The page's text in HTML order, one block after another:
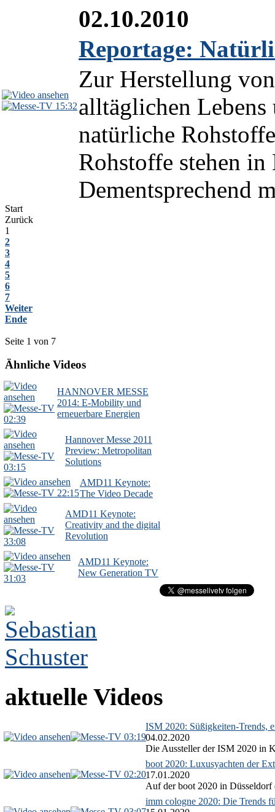
15:32
02.10.2010
Reportage:
Zur Herstellung
alltäglichen
natürliche
Rohstoffe stehen
Dementsprechend
Start
Zurück
1
2
3
4
5
6
7
Weiter
Ende
Seite 1 von 7
Ähnliche Videos
02:39
HANNOVER MESSE
2014: E-Mobility und
erneuerbare Energien
03:15
Hannover Messe 2011
Preview: Metropolitan
Solutions
22:15
AMD11 Keynote:
The Video Decade
33:08
AMD11 Keynote:
Creativity and the digital
Revolution
31:03
AMD11 Keynote:
New Generation TV
aktuelle Videos
03:19
ISM 2020: Süßigkeiten-Trends,
04.02.2020
Die Aussteller der ISM 2020 in
02:20
boot 2020: Luxusyachten der
17.01.2020
Auf der boot 2020 in Düsseldorf
imm cologne 2020: Die Trends